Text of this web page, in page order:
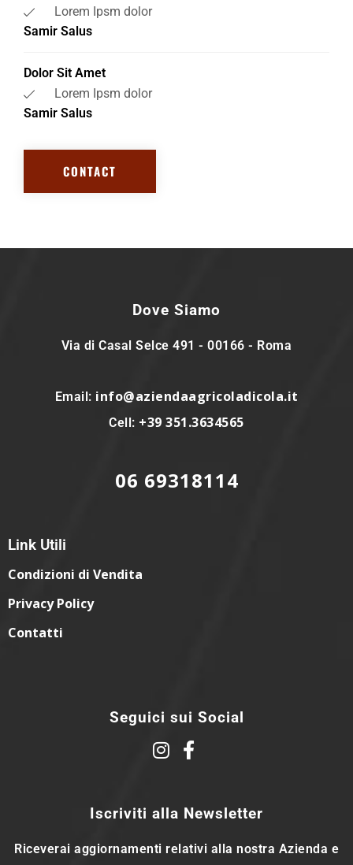
Lorem Ipsm dolor
Samir Salus
Dolor Sit Amet
Lorem Ipsm dolor
Samir Salus
CONTACT
Dove Siamo
Via di Casal Selce 491 - 00166 - Roma
Email: info@aziendaagricoladicola.it
Cell: +39 351.3634565
06 69318114
Link Utili
Condizioni di Vendita
Privacy Policy
Contatti
Seguici sui Social
Iscriviti alla Newsletter
Riceverai aggiornamenti relativi alla nostra Azienda e